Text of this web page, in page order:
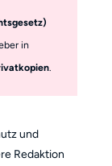
in
und
Redaktion